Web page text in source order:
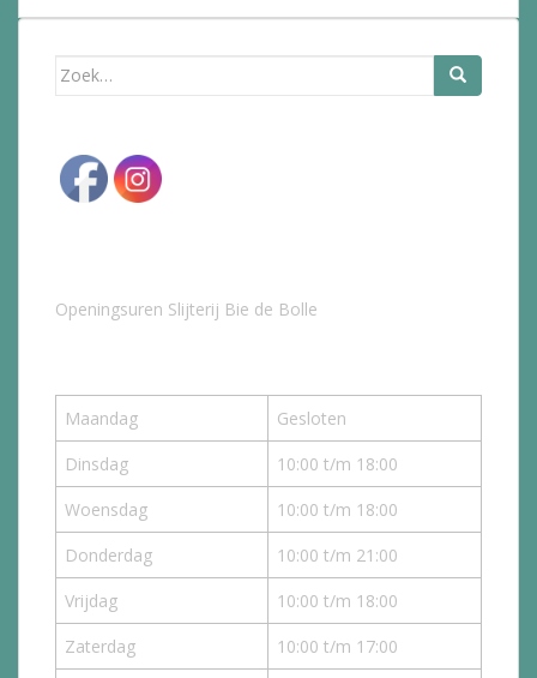
Zoek
Openingsuren Slijterij Bie de Bolle
Maandag
Gesloten
Dinsdag
10:00 t/m 18:00
Woensdag
10:00 t/m 18:00
Donderdag
10:00 t/m 21:00
Vrijdag
10:00 t/m 18:00
Zaterdag
10:00 t/m 17:00